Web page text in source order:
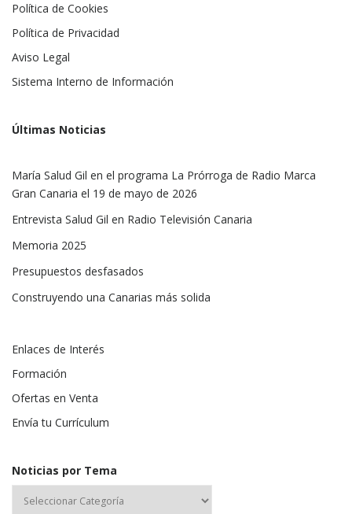
Política de Cookies
Política de Privacidad
Aviso Legal
Sistema Interno de Información
Últimas Noticias
María Salud Gil en el programa La Prórroga de Radio Marca
Gran Canaria el 19 de mayo de 2026
Entrevista Salud Gil en Radio Televisión Canaria
Memoria 2025
Presupuestos desfasados
Construyendo una Canarias más solida
Enlaces de Interés
Formación
Ofertas en Venta
Envía tu Currículum
Noticias por Tema